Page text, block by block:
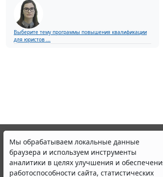
Выберите тему программы повышения квалификации
для юристов ...
Мы обрабатываем локальные данные
браузера и используем инструменты
аналитики в целях улучшения и
работоспособности сайта, статистических
© ООО "НПП "ГАРАНТ-СЕРВИС", 2026. Система
участниками Российской ассоциации
Все права на материалы сайта ГАРАНТ.РУ